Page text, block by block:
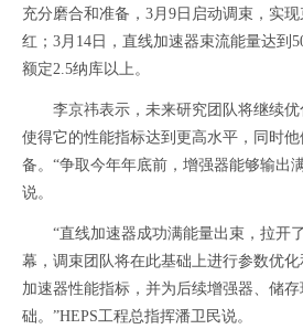
充分磨合和准备，3月9日启动调束，实
红；3月14日，直线加速器束流能量达到
额定2.5纳库以上。
李京祎表示，未来研究团队将继续优
使得它的性能指标达到更高水平，同时
备。“争取今年年底前，增强器能够输出
说。
“直线加速器成功满能量出束，拉开了
幕，调束团队将在此基础上进行参数优
加速器性能指标，并为后续增强器、储
础。”HEPS工程总指挥潘卫民说。